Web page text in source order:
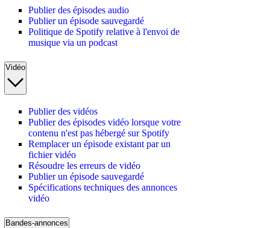
Publier des épisodes audio
Publier un épisode sauvegardé
Politique de Spotify relative à l'envoi de
musique via un podcast
Vidéo
Publier des vidéos
Publier des épisodes vidéo lorsque votre
contenu n'est pas hébergé sur Spotify
Remplacer un épisode existant par un
fichier vidéo
Résoudre les erreurs de vidéo
Publier un épisode sauvegardé
Spécifications techniques des annonces
vidéo
Bandes-annonces